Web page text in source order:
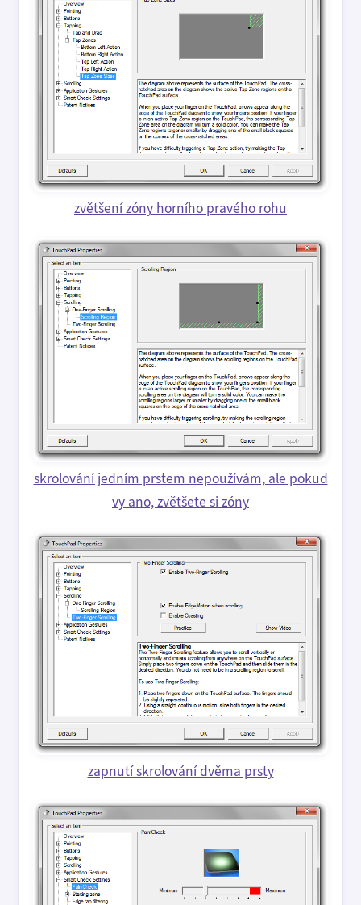
zvětšení zóny horního pravého rohu
skrolování jedním prstem nepoužívám, ale pokud
vy ano, zvětšete si zóny
zapnutí skrolování dvěma prsty